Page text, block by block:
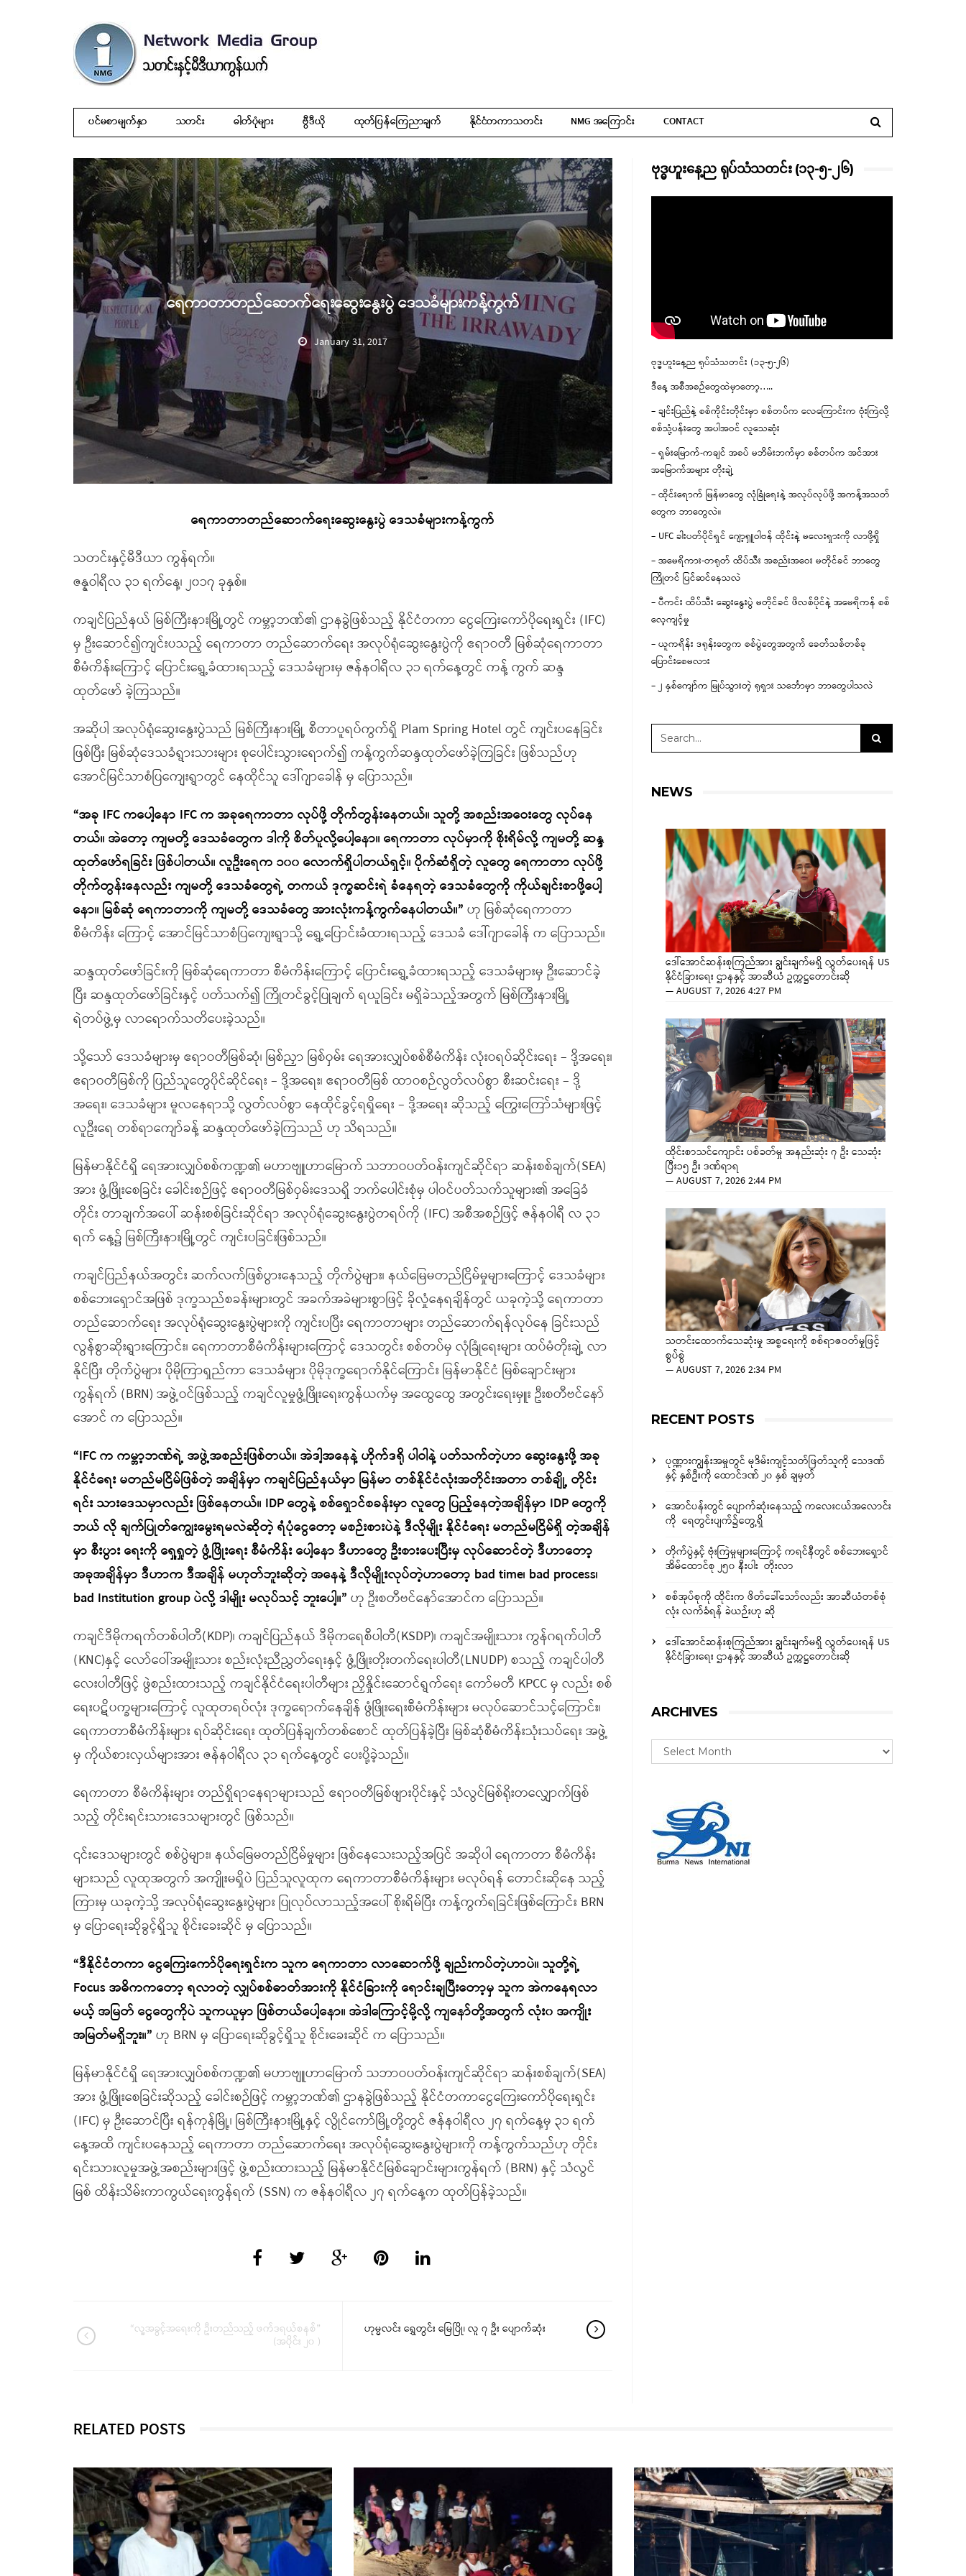
ပင်မစာမျက်နှာ သတင်း ဓါတ်ပုံများ ဗွီဒီယို ထုတ်ပြန်ကြေညာချက် နိုင်ငံတကာသတင်း NMG အကြောင်း CONTACT
ရေကာတာတည်ဆောက်ရေးဆွေးနွေးပွဲ ဒေသခံများကန့်ကွက်
January 31, 2017
ရေကာတာတည်ဆောက်ရေးဆွေးနွေးပွဲ ဒေသခံများကန့်ကွက်
သတင်းနှင့်မီဒီယာ ကွန်ရက်။
ဇန္နဝါရီလ ၃၁ ရက်နေ့၊ ၂၀၁၇ ခုနှစ်။
ကချင်ပြည်နယ် မြစ်ကြီးနားမြို့တွင် ကမ္ဘာ့ဘဏ်၏ ဌာနခွဲဖြစ်သည့် နိုင်ငံတကာ ငွေကြေးကော်ပိုရေးရှင်း (IFC)
မှ ဦးဆောင်၍ကျင်းပသည့် ရေကာတာ တည်ဆောက်ရေး အလုပ်ရုံဆွေးနွေးပွဲကို ဧရာဝတီ မြစ်ဆုံရေကာတာ
စီမံကိန်းကြောင့် ပြောင်းရွှေ့ခံထားရသည့် ဒေသခံများမှ ဇန်နဝါရီလ ၃၁ ရက်နေ့တွင် ကန့် ကွက် ဆန္ဒ
ထုတ်ဖော် ခဲ့ကြသည်။
အဆိုပါ အလုပ်ရုံဆွေးနွေးပွဲသည် မြစ်ကြီးနားမြို့ စီတာပူရပ်ကွက်ရှိ Plam Spring Hotel တွင် ကျင်းပနေခြင်း
ဖြစ်ပြီး မြစ်ဆုံဒေသခံရွားသားများ စုပေါင်းသွားရောက်၍ ကန့်ကွက်ဆန္ဒထုတ်ဖော်ခဲ့ကြခြင်း ဖြစ်သည်ဟု
အောင်မြင်သာစံပြကျေးရွာတွင် နေထိုင်သူ ဒေါ်ဂျာခေါန် မှ ပြောသည်။
“အခု IFC ကပေါ့နော IFC က အခုရေကာတာ လုပ်ဖို့ တိုက်တွန်းနေတယ်။ သူတို့ အစည်းအဝေးတွေ လုပ်နေ
တယ်။ အဲတော့ ကျမတို့ ဒေသခံတွေက ဒါကို စိတ်ပူလို့ပေါ့နော။ ရေကာတာ လုပ်မှာကို စိုးရိမ်လို့ ကျမတို့ ဆန္ဒ
ထုတ်ဖော်ရခြင်း ဖြစ်ပါတယ်။ လူဦးရေက ၁၀၀ လောက်ရှိပါတယ်ရှင့်။ ပိုက်ဆံရှိတဲ့ လူတွေ ရေကာတာ လုပ်ဖို့
တိုက်တွန်းနေလည်း ကျမတို့ ဒေသခံတွေရဲ့ တကယ် ဒုက္ခဆင်းရဲ ခံနေရတဲ့ ဒေသခံတွေကို ကိုယ်ချင်းစာဖို့ပေါ့
နော။ မြစ်ဆုံ ရေကာတာကို ကျမတို့ ဒေသခံတွေ အားလုံးကန့်ကွက်နေပါတယ်။” ဟု မြစ်ဆုံရေကာတာ
စီမံကိန်း ကြောင့် အောင်မြင်သာစံပြကျေးရွာသို့ ရွှေ့ပြောင်းခံထားရသည့် ဒေသခံ ဒေါ်ဂျာခေါန် က ပြောသည်။
ဆန္ဒထုတ်ဖော်ခြင်းကို မြစ်ဆုံရေကာတာ စီမံကိန်းကြောင့် ပြောင်းရွှေ့ခံထားရသည့် ဒေသခံများမှ ဦးဆောင်ခဲ့
ပြီး ဆန္ဒထုတ်ဖော်ခြင်းနှင့် ပတ်သက်၍ ကြိုတင်ခွင့်ပြုချက် ရယူခြင်း မရှိခဲသည့်အတွက် မြစ်ကြီးနားမြို့
ရဲတပ်ဖွဲ့မှ လာရောက်သတိပေးခဲ့သည်။
သို့သော် ဒေသခံများမှ ဧရာဝတီမြစ်ဆုံ၊ မြစ်ညှာ မြစ်ဝှမ်း ရေအားလျှပ်စစ်စီမံကိန်း လုံးဝရပ်ဆိုင်းရေး – ဒို့အရေး၊
ဧရာဝတီမြစ်ကို ပြည်သူတွေပိုင်ဆိုင်ရေး – ဒို့အရေး၊ ဧရာဝတီမြစ် ထာဝစဉ်လွတ်လပ်စွာ စီးဆင်းရေး – ဒို့
အရေး၊ ဒေသခံများ မူလနေရာသို့ လွတ်လပ်စွာ နေထိုင်ခွင့်ရရှိရေး – ဒို့အရေး ဆိုသည့် ကြွေးကြော်သံများဖြင့်
လူဦးရေ တစ်ရာကျော်ခန့် ဆန္ဒထုတ်ဖော်ခဲ့ကြသည် ဟု သိရသည်။
မြန်မာနိုင်ငံရှိ ရေအားလျှပ်စစ်ကဏ္ဍ၏ မဟာဗျူဟာမြောက် သဘာဝပတ်ဝန်းကျင်ဆိုင်ရာ ဆန်းစစ်ချက်(SEA)
အား ဖွံ့ဖြိုးစေခြင်း ခေါင်းစဉ်ဖြင့် ဧရာဝတီမြစ်ဝှမ်းဒေသရှိ ဘက်ပေါင်းစုံမှ ပါဝင်ပတ်သက်သူများ၏ အခြေခံ
တိုင်း တာချက်အပေါ် ဆန်းစစ်ခြင်းဆိုင်ရာ အလုပ်ရုံဆွေးနွေးပွဲတရပ်ကို (IFC) အစီအစဉ်ဖြင့် ဇန်နဝါရီ လ ၃၁
ရက် နေ့၌ မြစ်ကြီးနားမြို့တွင် ကျင်းပခြင်းဖြစ်သည်။
ကချင်ပြည်နယ်အတွင်း ဆက်လက်ဖြစ်ပွားနေသည့် တိုက်ပွဲများ၊ နယ်မြေမတည်ငြိမ်မှုများကြောင့် ဒေသခံများ
စစ်ဘေးရှောင်အဖြစ် ဒုက္ခသည်စခန်းများတွင် အခက်အခဲများစွာဖြင့် ခိုလှုံနေရချိန်တွင် ယခုကဲ့သို့ ရေကာတာ
တည်ဆောက်ရေး အလုပ်ရုံဆွေးနွေးပွဲများကို ကျင်းပပြီး ရေကာတာများ တည်ဆောက်ရန်လုပ်နေ ခြင်းသည်
လွန်စွာဆိုးရွားကြောင်း၊ ရေကာတာစီမံကိန်းများကြောင့် ဒေသတွင်း စစ်တပ်မှ လုံခြုံရေးများ ထပ်မံတိုးချဲ့ လာ
နိုင်ပြီး တိုက်ပွဲများ ပိုမိုကြာရှည်ကာ ဒေသခံများ ပိုမိုဒုက္ခရောက်နိုင်ကြောင်း မြန်မာနိုင်ငံ မြစ်ချောင်းများ
ကွန်ရက် (BRN) အဖွဲ့ဝင်ဖြစ်သည့် ကချင်လူမှုဖွံ့ဖြိုးရေးကွန်ယက်မှ အထွေထွေ အတွင်းရေးမှူး ဦးစတီဗင်နော်
အောင် က ပြောသည်။
“IFC က ကမ္ဘာ့ဘဏ်ရဲ့ အဖွဲ့အစည်းဖြစ်တယ်။ အဲဒါ့အနေနဲ့ ဟိုက်ဒရို ပါဝါနဲ့ ပတ်သက်တဲ့ဟာ ဆွေးနွေးဖို့ အခု
နိုင်ငံရေး မတည်မငြိမ်ဖြစ်တဲ့ အချိန်မှာ ကချင်ပြည်နယ်မှာ မြန်မာ တစ်နိုင်ငံလုံးအတိုင်းအတာ တစ်ချို့ တိုင်း
ရင်း သားဒေသမှာလည်း ဖြစ်နေတယ်။ IDP တွေနဲ့ စစ်ရှောင်စခန်းမှာ လူတွေ ပြည့်နေတဲ့အချိန်မှာ IDP တွေကို
ဘယ် လို ချက်ပြုတ်ကျွေးမွေးရမလဲဆိုတဲ့ ရံပုံငွေတော့ မစဉ်းစားပဲနဲ့ ဒီလိုမျိုး နိုင်ငံရေး မတည်မငြိမ်ရှိ တဲ့အချိန်
မှာ စီးပွား ရေးကို ရှေ့ရှုတဲ့ ဖွံ့ဖြိုးရေး စီမံကိန်း ပေါ့နော ဒီဟာတွေ ဦးစားပေးပြီးမှ လုပ်ဆောင်တဲ့ ဒီဟာတော့
အခုအချိန်မှာ ဒီဟာက ဒီအချိန် မဟုတ်ဘူးဆိုတဲ့ အနေနဲ့ ဒီလိုမျိုးလုပ်တဲ့ဟာတော့ bad time၊ bad process၊
bad Institution group ပဲလို့ ဒါမျိုး မလုပ်သင့် ဘူးပေါ့။” ဟု ဦးစတီဗင်နော်အောင်က ပြောသည်။
ကချင်ဒီမိုကရက်တစ်ပါတီ(KDP)၊ ကချင်ပြည်နယ် ဒီမိုကရေစီပါတီ(KSDP)၊ ကချင်အမျိုးသား ကွန်ဂရက်ပါတီ
(KNC)နှင့် လော်ဝေါ်အမျိုးသား စည်းလုံးညီညွှတ်ရေးနှင့် ဖွံ့ဖြိုးတိုးတက်ရေးပါတီ(LNUDP) စသည့် ကချင်ပါတီ
လေးပါတီဖြင့် ဖွဲစည်းထားသည့် ကချင်နိုင်ငံရေးပါတီများ ညှိနှိုင်းဆောင်ရွက်ရေး ကော်မတီ KPCC မှ လည်း စစ်
ရေးပဋိပက္ခများကြောင့် လူထုတရပ်လုံး ဒုက္ခရောက်နေချိန် ဖွံဖြိုးရေးစီမံကိန်းများ မလုပ်ဆောင်သင့်ကြောင်း၊
ရေကာတာစီမံကိန်းများ ရပ်ဆိုင်းရေး ထုတ်ပြန်ချက်တစ်စောင် ထုတ်ပြန်ခဲ့ပြီး မြစ်ဆုံစီမံကိန်းသုံးသပ်ရေး အဖွဲ့
မှ ကိုယ်စားလှယ်များအား ဇန်နဝါရီလ ၃၁ ရက်နေ့တွင် ပေးပို့ခဲ့သည်။
ရေကာတာ စီမံကိန်းများ တည်ရှိရာနေရာများသည် ဧရာဝတီမြစ်ဖျားပိုင်းနှင့် သံလွင်မြစ်ရိုးတလျှောက်ဖြစ်
သည့် တိုင်းရင်းသားဒေသများတွင် ဖြစ်သည်။
၎င်းဒေသများတွင် စစ်ပွဲများ၊ နယ်မြေမတည်ငြိမ်မှုများ ဖြစ်နေသေးသည့်အပြင် အဆိုပါ ရေကာတာ စီမံကိန်း
များသည် လူထုအတွက် အကျိုးမရှိပဲ ပြည်သူလူထုက ရေကာတာစီမံကိန်းများ မလုပ်ရန် တောင်းဆိုနေ သည့်
ကြားမှ ယခုကဲ့သို့ အလုပ်ရုံဆွေးနွေးပွဲများ ပြုလုပ်လာသည့်အပေါ် စိုးရိမ်ပြီး ကန့်ကွက်ရခြင်းဖြစ်ကြောင်း BRN
မှ ပြောရေးဆိုခွင့်ရှိသူ စိုင်းခေးဆိုင် မှ ပြောသည်။
“ဒီနိုင်ငံတကာ ငွေကြေးကော်ပိုရေးရှင်းက သူက ရေကာတာ လာဆောက်ဖို့ ချည်းကပ်တဲ့ဟာပဲ။ သူတို့ရဲ့
Focus အဓိကကတော့ ရလာတဲ့ လျှပ်စစ်ဓာတ်အားကို နိုင်ငံခြားကို ရောင်းချပြီးတော့မှ သူက အဲကနေရလာ
မယ့် အမြတ် ငွေတွေကိုပဲ သူကယူမှာ ဖြစ်တယ်ပေါ့နော။ အဲဒါကြောင့်မို့လို့ ကျနော်တို့အတွက် လုံး၀ အကျိုး
အမြတ်မရှိဘူး။” ဟု BRN မှ ပြောရေးဆိုခွင့်ရှိသူ စိုင်းခေးဆိုင် က ပြောသည်။
မြန်မာနိုင်ငံရှိ ရေအားလျှပ်စစ်ကဏ္ဍ၏ မဟာဗျူဟာမြောက် သဘာဝပတ်ဝန်းကျင်ဆိုင်ရာ ဆန်းစစ်ချက်(SEA)
အား ဖွံ့ဖြိုးစေခြင်းဆိုသည့် ခေါင်းစဉ်ဖြင့် ကမ္ဘာ့ဘဏ်၏ ဌာနခွဲဖြစ်သည့် နိုင်ငံတကာငွေကြေးကော်ပိုရေးရှင်း
(IFC) မှ ဦးဆောင်ပြီး ရန်ကုန်မြို့၊ မြစ်ကြီးနားမြို့နှင့် လွိုင်ကော်မြို့တို့တွင် ဇန်နဝါရီလ ၂၇ ရက်နေ့မှ ၃၁ ရက်
နေ့အထိ ကျင်းပနေသည့် ရေကာတာ တည်ဆောက်ရေး အလုပ်ရုံဆွေးနွေးပွဲများကို ကန့်ကွက်သည်ဟု တိုင်း
ရင်းသားလူမှုအဖွဲ့အစည်းများဖြင့် ဖွဲ့စည်းထားသည့် မြန်မာနိုင်ငံမြစ်ချောင်းများကွန်ရက် (BRN) နှင့် သံလွင်
မြစ် ထိန်းသိမ်းကာကွယ်ရေးကွန်ရက် (SSN) က ဇန်နဝါရီလ ၂၇ ရက်နေ့က ထုတ်ပြန်ခဲ့သည်။
“လူ့အခွင့်အရေးကို ဦးတည်သည့် ဖက်ဒရယ်စနစ်”
(အပိုင်း ၂၀ )
ဟုမ္မလင်း ရွှေတွင်း မြေပြို၊ လူ ၇ ဦး ပျောက်ဆုံး
ဗုဒ္ဓဟူးနေ့ည ရုပ်သံသတင်း (၁၃-၅-၂၆)
ဗုဒ္ဓဟူးနေ့ည ရုပ်သံသတင်း (၁၃-၅-၂၆)
ဒီနေ့ အစီအစဉ်တွေထဲမှာတော့…..
– ချင်းပြည်နဲ့ စစ်ကိုင်းတိုင်းမှာ စစ်တပ်က လေကြောင်းက ဗုံးကြဲလို့
စစ်သုံ့ပန်းတွေ အပါအဝင် လူသေဆုံး
– ရှမ်းမြောက်-ကချင် အစပ် မဘိမ်းဘက်မှာ စစ်တပ်က အင်အား
အမြောက်အများ တိုးချဲ့
– ထိုင်းရောက် မြန်မာတွေ လုံခြုံရေးနဲ့ အလုပ်လုပ်ဖို့ အကန့်အသတ်
တွေက ဘာတွေလဲ။
– UFC ခါးပတ်ပိုင်ရှင် ဂျော့ရှူဝါဗန် ထိုင်းနဲ့ မလေးရှားကို လာဖို့ရှိ
– အမေရိကား-တရုတ် ထိပ်သီး အစည်းအဝေး မတိုင်ခင် ဘာတွေ
ကြိုတင် ပြင်ဆင်နေသလဲ
– ပီကင်း ထိပ်သီး ဆွေးနွေးပွဲ မတိုင်ခင် ဖိလစ်ပိုင်နဲ့ အမေရိကန် စစ်
လေ့ကျင့်မှု
– ယူကရိန်း ဒရုန်းတွေက စစ်ပွဲတွေအတွက် ခေတ်သစ်တစ်ခု
ပြောင်းစေမလား
– ၂ နှစ်ကျော်က မြုပ်သွားတဲ့ ရုရှား သင်္ဘောမှာ ဘာတွေပါသလဲ
NEWS
ဒေါ်အောင်ဆန်းစုကြည်အား ချွင်းချက်မရှိ လွှတ်ပေးရန် US
နိုင်ငံခြားရေး ဌာနနှင့် အာဆီယံ ဥက္ကဋ္ဌတောင်းဆို
—AUGUST 7, 2026 4:27 PM
ထိုင်းစာသင်ကျောင်း ပစ်ခတ်မှု အနည်းဆုံး ၇ ဦး သေဆုံး
ပြီး၁၅ ဦး ဒဏ်ရာရ
—AUGUST 7, 2026 2:44 PM
သတင်းထောက်သေဆုံးမှု အစ္စရေးကို စစ်ရာဇဝတ်မှုဖြင့်
စွပ်စွဲ
—AUGUST 7, 2026 2:34 PM
RECENT POSTS
ပုဏ္ဏားကျွန်းအမှုတွင် မုဒိမ်းကျင့်သတ်ဖြတ်သူကို သေဒဏ်
နှင့် နှစ်ဦးကို ထောင်ဒဏ် ၂၀ နှစ် ချမှတ်
အောင်ပန်းတွင် ပျောက်ဆုံးနေသည့် ကလေးငယ်အလောင်း
ကို ရေတွင်းပျက်၌တွေ့ရှိ
တိုက်ပွဲနှင့် ဗုံးကြဲမှုများကြောင့် ကရင်နီတွင် စစ်ဘေးရှောင်
အိမ်ထောင်စု ၂၅၀ နီးပါး တိုးလာ
စစ်အုပ်စုကို ထိုင်းက ဖိတ်ခေါ်သော်လည်း အာဆီယံတစ်စုံ
လုံး လက်ခံရန် ခဲယဉ်းဟု ဆို
ဒေါ်အောင်ဆန်းစုကြည်အား ချွင်းချက်မရှိ လွှတ်ပေးရန် US
နိုင်ငံခြားရေး ဌာနနှင့် အာဆီယံ ဥက္ကဋ္ဌတောင်းဆို
ARCHIVES
RELATED POSTS